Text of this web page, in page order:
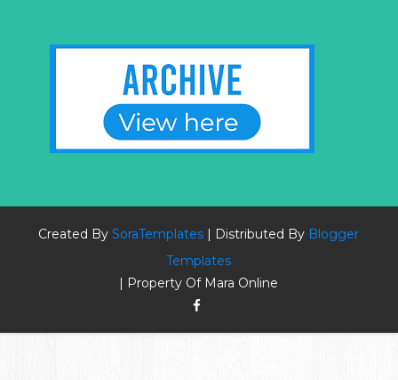
Created BySoraTemplates | Distributed By Blogger
Templates
| Property Of Mara Online